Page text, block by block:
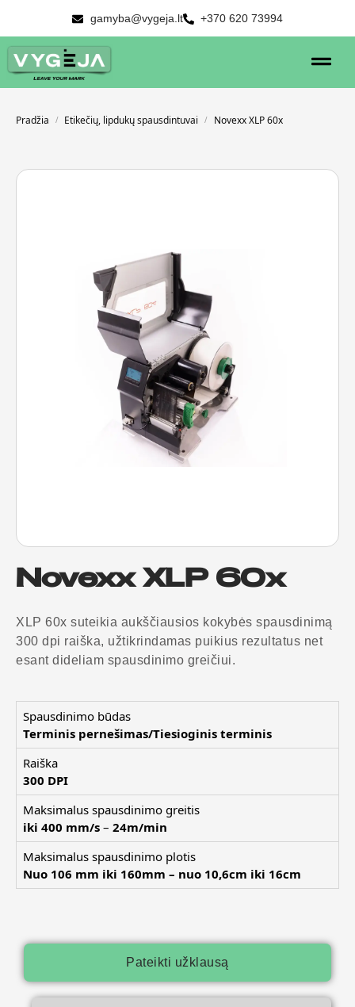
gamyba@vygeja.lt +370 620 73994
Pradžia / Etikečių, lipdukų spausdintuvai / Novexx XLP 60x
Novexx XLP 60x
XLP 60x suteikia aukščiausios kokybės spausdinimą
300 dpi raiška, užtikrindamas puikius rezultatus net
esant dideliam spausdinimo greičiui.
Spausdinimo būdas
Terminis pernešimas/Tiesioginis terminis
Raiška
300 DPI
Maksimalus spausdinimo greitis
iki 400 mm/s– 24m/min
Maksimalus spausdinimo plotis
Nuo 106 mm iki 160mm – nuo 10,6cm iki 16cm
Pateikti užklausą